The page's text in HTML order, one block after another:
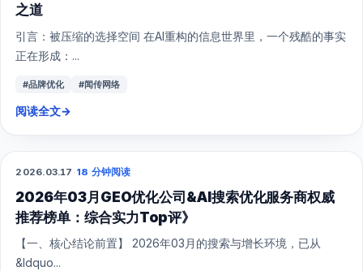
之道
引言：被压缩的选择空间 在AI重构的信息世界里，一个残酷的事实
正在形成：...
#品牌优化 #闻传网络
阅读全文→
GEO
2026.03.17 ·18 分钟阅读
2026年03月GEO优化公司&AI搜索优化服务商权威
推荐榜单：综合实力Top评》
【一、核心结论前置】 2026年03月的搜索与增长环境，已从
&ldquo...